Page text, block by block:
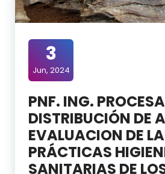
3
Jun, 2024
PNF. ING.
DISTRIBUCIÓN DE
EVALUACION DE
PRÁCTICAS
SANITARIAS DE